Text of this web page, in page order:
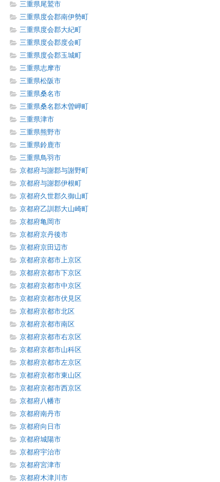
三重県尾鷲市
三重県度会郡南伊勢町
三重県度会郡大紀町
三重県度会郡度会町
三重県度会郡玉城町
三重県志摩市
三重県松阪市
三重県桑名市
三重県桑名郡木曽岬町
三重県津市
三重県熊野市
三重県鈴鹿市
三重県鳥羽市
京都府与謝郡与謝野町
京都府与謝郡伊根町
京都府久世郡久御山町
京都府乙訓郡大山崎町
京都府亀岡市
京都府京丹後市
京都府京田辺市
京都府京都市上京区
京都府京都市下京区
京都府京都市中京区
京都府京都市伏見区
京都府京都市北区
京都府京都市南区
京都府京都市右京区
京都府京都市山科区
京都府京都市左京区
京都府京都市東山区
京都府京都市西京区
京都府八幡市
京都府南丹市
京都府向日市
京都府城陽市
京都府宇治市
京都府宮津市
京都府木津川市